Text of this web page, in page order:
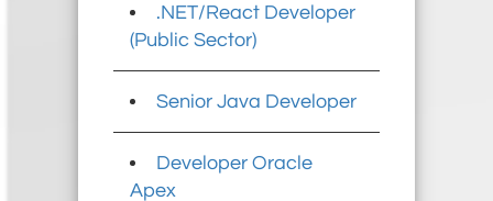
.NET/React Developer
(Public Sector)
Senior Java Developer
Developer Oracle
Apex